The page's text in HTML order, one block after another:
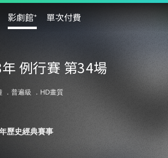
影劇館⁺ 單次付費
例行賽 第34場
． 普遍級 ．HD畫質
歷史經典賽事